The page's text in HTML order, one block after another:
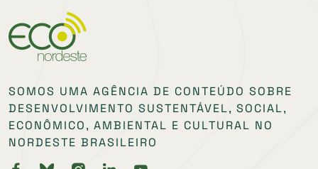
SOMOS UMA AGÊNCIA DE CONTEÚDO SOBRE
DESENVOLVIMENTO SUSTENTÁVEL, SOCIAL,
ECONÔMICO, AMBIENTAL E CULTURAL NO
NORDESTE BRASILEIRO